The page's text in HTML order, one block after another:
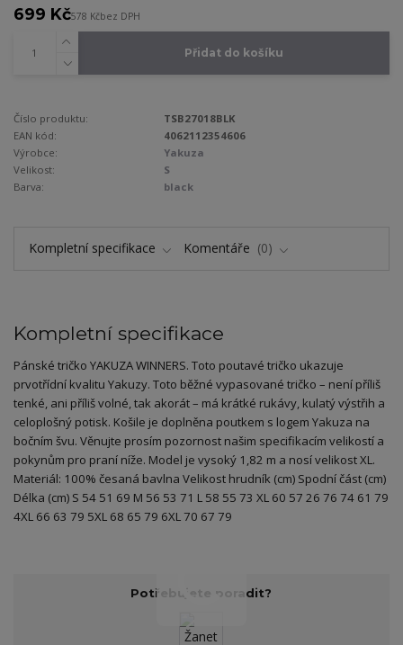
699 Kč578 Kčbez DPH
Přidat do košíku
Číslo produktu:
TSB27018BLK
EAN kód:
4062112354606
Výrobce:
Yakuza
Velikost:
S
Barva:
black
Kompletní specifikace Komentáře 0
Kompletní specifikace
Pánské tričko YAKUZA WINNERS. Toto poutavé tričko ukazuje
prvotřídní kvalitu Yakuzy. Toto běžné vypasované tričko – není příliš
tenké, ani příliš volné, tak akorát – má krátké rukávy, kulatý výstřih a
celoplošný potisk. Košile je doplněna poutkem s logem Yakuza na
bočním švu. Věnujte prosím pozornost našim specifikacím velikostí a
pokynům pro praní níže. Model je vysoký 1,82 m a nosí velikost XL.
Materiál: 100% česaná bavlna Velikost hrudník (cm) Spodní část (cm)
Délka (cm) S 54 51 69 M 56 53 71 L 58 55 73 XL 60 57 26 76 74 61 79
4XL 66 63 79 5XL 68 65 79 6XL 70 67 79
Potřebujete poradit?